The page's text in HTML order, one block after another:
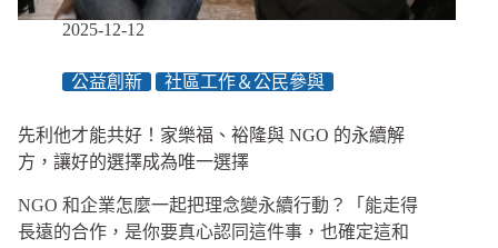
2025-12-12
公益創新 社區工作＆公民參與
先利他才能共好！家樂福、裕隆與 NGO 的永續解
方，讓好的選擇成為唯一選擇
NGO 和企業怎麼一起把理念變永續行動？「能走得
長遠的合作，是你要真心認同這件事，也確定這和